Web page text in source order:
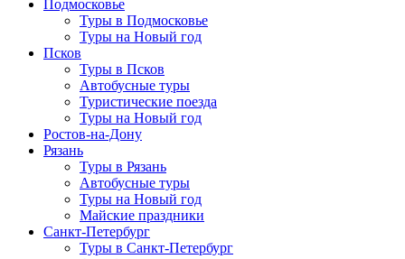
Подмосковье
Туры в Подмосковье
Туры на Новый год
Псков
Туры в Псков
Автобусные туры
Туристические поезда
Туры на Новый год
Ростов-на-Дону
Рязань
Туры в Рязань
Автобусные туры
Туры на Новый год
Майские праздники
Санкт-Петербург
Туры в Санкт-Петербург